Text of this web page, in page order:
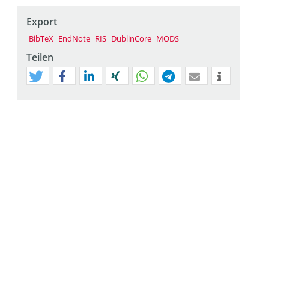
Export
BibTeX EndNote RIS DublinCore MODS
Teilen